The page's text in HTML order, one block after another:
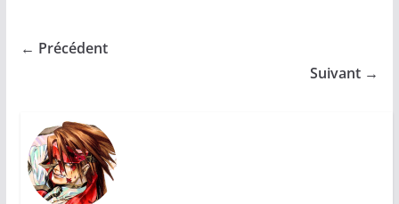
← Précédent
Suivant →